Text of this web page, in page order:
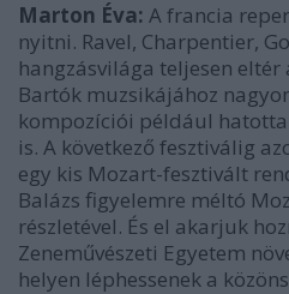
Marton Éva: A francia
nyitni. Ravel, Charpentier,
hangzásvilága teljesen
Bartók muzsikájához
kompozíciói például
is. A következő fesztiválig
egy kis Mozart-fesztivált
Balázs figyelemre méltó
részletével. És el akarjuk
Zeneművészeti Egyetem
helyen léphessenek a